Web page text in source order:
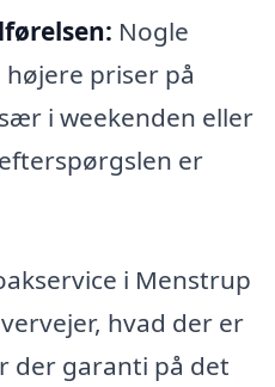
Nogle
priser på
i weekenden eller
er
i Menstrup
hvad der er
der garanti på det